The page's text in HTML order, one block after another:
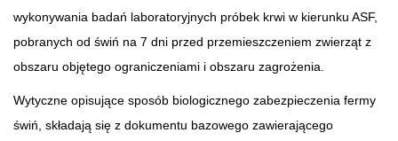
wykonywania badań laboratoryjnych próbek krwi w kierunku ASF,
pobranych od świń na 7 dni przed przemieszczeniem zwierząt z
obszaru objętego ograniczeniami i obszaru zagrożenia.
Wytyczne opisujące sposób biologicznego zabezpieczenia fermy
świń, składają się z dokumentu bazowego zawierającego